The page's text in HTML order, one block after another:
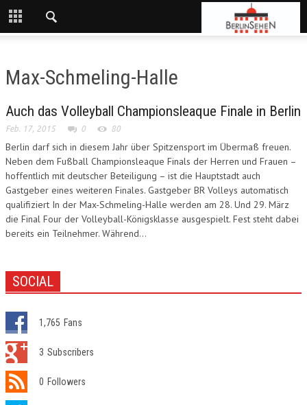
Max-Schmeling-Halle
Auch das Volleyball Championsleaque Finale in Berlin
Feb. 17, 2015 0 80
Berlin darf sich in diesem Jahr über Spitzensport im Übermaß freuen.
Neben dem Fußball Championsleaque Finals der Herren und Frauen –
hoffentlich mit deutscher Beteiligung – ist die Hauptstadt auch
Gastgeber eines weiteren Finales. Gastgeber BR Volleys automatisch
qualifiziert In der Max-Schmeling-Halle werden am 28. Und 29. März
die Final Four der Volleyball-Königsklasse ausgespielt. Fest steht dabei
bereits ein Teilnehmer. Während...
SOCIAL
1,765 Fans
3 Subscribers
0 Followers